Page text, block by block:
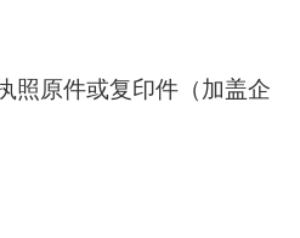
照原件或复印件（加盖企